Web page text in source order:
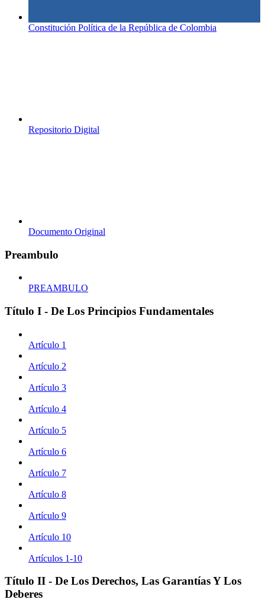
Constitución Política de la República de Colombia
Repositorio Digital
Documento Original
Preambulo
PREAMBULO
Título I - De Los Principios Fundamentales
Artículo 1
Artículo 2
Artículo 3
Artículo 4
Artículo 5
Artículo 6
Artículo 7
Artículo 8
Artículo 9
Artículo 10
Artículos 1-10
Título II - De Los Derechos, Las Garantías Y Los
Deberes